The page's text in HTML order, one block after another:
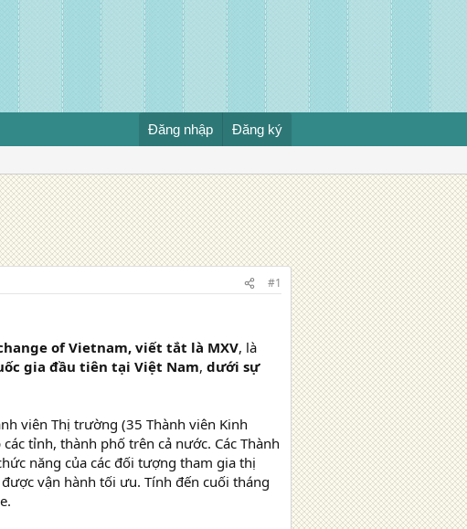
Đăng nhập Đăng ký
#1
of Vietnam, viết tắt là MXV, là
gia đầu tiên tại Việt Nam, dưới sự
viên Thị trường (35 Thành viên Kinh
tỉnh, thành phố trên cả nước. Các Thành
năng của các đối tượng tham gia thị
vận hành tối ưu. Tính đến cuối tháng